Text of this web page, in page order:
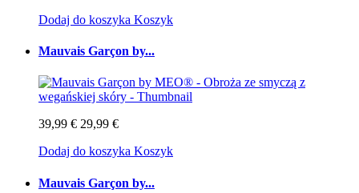
Dodaj do koszyka Koszyk
Mauvais Garçon by...
39,99 € 29,99 €
Dodaj do koszyka Koszyk
Mauvais Garçon by...